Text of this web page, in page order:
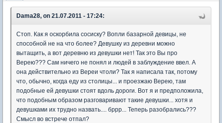
Dama28, on 21.07.2011 - 17:24:
Стоп. Как я оскорбила сосиску? Вопли базарной девицы, не
способной не на что более? Девушку из деревни можно
вытащить, а вот деревню из девушки нет! Так это Вы про
Верею??? Сам ничего не понял и людей в заблуждение ввел. А
она действительно из Вереи чтоли? Так я написала так, потому
что, обычно, когда еду из столицы... и проезжаю Верею, там
подобные ей девушки стоят вдоль дороги. Вот я и предположила,
что подобным образом разговаривают такие девушки... хотя и
девушками их трудно назвать.... бррр... Теперь разобрались???
Смысл во встрече отпал?